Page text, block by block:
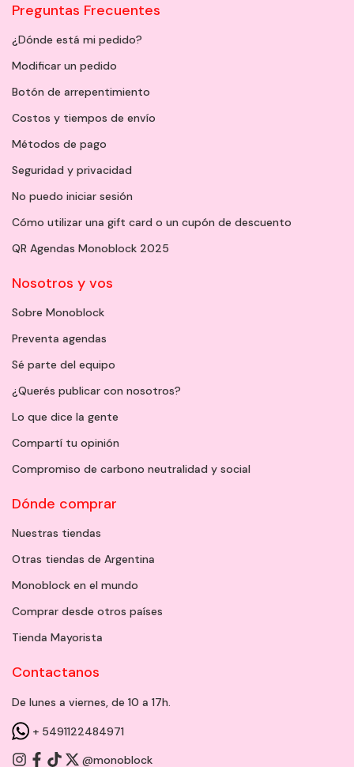
Preguntas Frecuentes
¿Dónde está mi pedido?
Modificar un pedido
Botón de arrepentimiento
Costos y tiempos de envío
Métodos de pago
Seguridad y privacidad
No puedo iniciar sesión
Cómo utilizar una gift card o un cupón de descuento
QR Agendas Monoblock 2025
Nosotros y vos
Sobre Monoblock
Preventa agendas
Sé parte del equipo
¿Querés publicar con nosotros?
Lo que dice la gente
Compartí tu opinión
Compromiso de carbono neutralidad y social
Dónde comprar
Nuestras tiendas
Otras tiendas de Argentina
Monoblock en el mundo
Comprar desde otros países
Tienda Mayorista
Contactanos
De lunes a viernes, de 10 a 17h.
+ 5491122484971
@monoblock